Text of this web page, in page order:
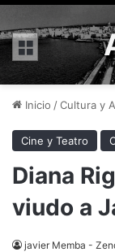
Menú
Inicio /Cultura y
Cine y Teatro
Diana
viudo a
javier Memba -